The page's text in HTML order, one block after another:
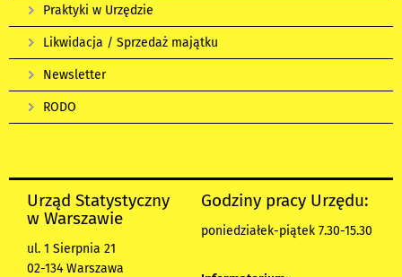
Praktyki w Urzędzie
Likwidacja / Sprzedaż majątku
Newsletter
RODO
Urząd Statystyczny
w Warszawie
ul. 1 Sierpnia 21
02-134 Warszawa
Godziny pracy Urzędu:
poniedziałek-piątek 7.30-15.30